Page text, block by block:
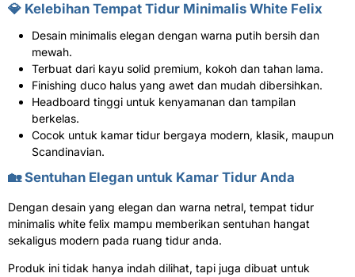
💎 Kelebihan Tempat Tidur Minimalis White Felix
Desain minimalis elegan dengan warna putih bersih dan
mewah.
Terbuat dari kayu solid premium, kokoh dan tahan lama.
Finishing duco halus yang awet dan mudah dibersihkan.
Headboard tinggi untuk kenyamanan dan tampilan
berkelas.
Cocok untuk kamar tidur bergaya modern, klasik, maupun
Scandinavian.
🏡 Sentuhan Elegan untuk Kamar Tidur Anda
Dengan desain yang elegan dan warna netral, tempat tidur
minimalis white felix mampu memberikan sentuhan hangat
sekaligus modern pada ruang tidur anda.
Produk ini tidak hanya indah dilihat, tapi juga dibuat untuk